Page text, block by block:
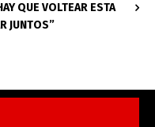
QUE VOLTEAR ESTA
JUNTOS”